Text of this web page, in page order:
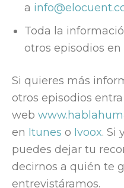
a
Toda la
otros episodios en
Si quieres más
otros episodios
web
en Itunes o Ivoox. Si
puedes dejar tu
decirnos a quién te
entrevistáramos.